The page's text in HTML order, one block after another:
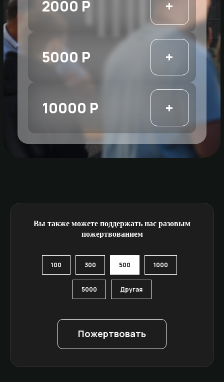
Вы также можете поддержать нас разовым
пожертвованием
100 300 500 1000
5000 Другая
Пожертвовать